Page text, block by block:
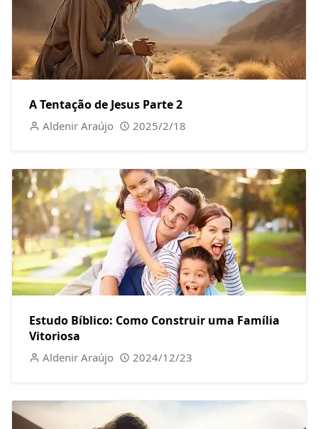
A Tentação de Jesus Parte 2
Aldenir Araújo 2025/2/18
Estudo Bíblico: Como Construir uma Família
Vitoriosa
Aldenir Araújo 2024/12/23